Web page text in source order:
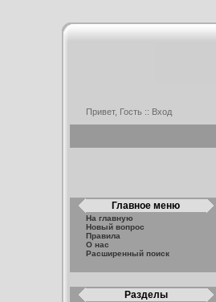
Привет, Гость :: Вход
Главное меню
На главную
Новый вопрос
Правила
О нас
Расширенный поиск
Разделы